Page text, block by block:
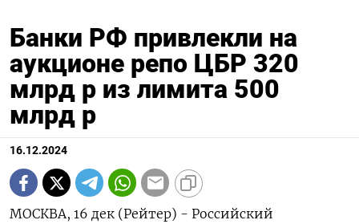
Банки РФ привлекли на
аукционе репо ЦБР 320
млрд р из лимита 500
млрд р
16.12.2024
МОСКВА, 16 дек (Рейтер) - Российский